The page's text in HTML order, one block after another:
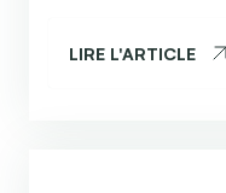
LIRE L'ARTICLE